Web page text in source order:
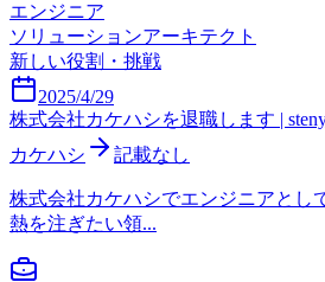
エンジニア
ソリューションアーキテクト
新しい役割・挑戦
2025/4/29
株式会社カケハシを退職します |
カケハシ
記載なし
株式会社カケハシでエンジニアとし
熱を注ぎたい領...